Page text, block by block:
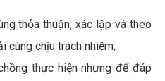
thỏa thuận, xác lập và theo
cùng chịu trách nhiệm;
thực hiện nhưng để đáp